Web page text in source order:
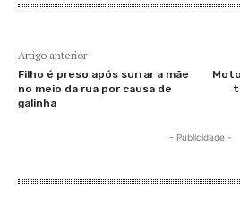
Artigo anterior
Filho é preso após surrar a mãe
no meio da rua por causa de
galinha
- Publicidade -